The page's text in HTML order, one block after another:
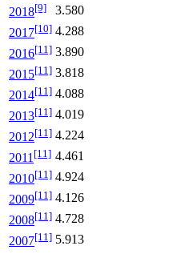
2018[9]
3.580
2017[10] 4.288
2016[11] 3.890
2015[11] 3.818
2014[11] 4.088
2013[11] 4.019
2012[11] 4.224
2011 [11] 4.461
2010[11] 4.924
2009[11] 4.126
2008[11] 4.728
2007[11] 5.913